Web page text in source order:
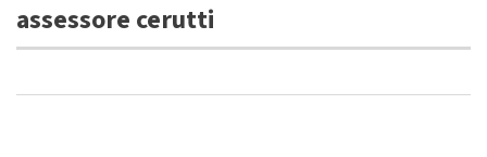
assessore cerutti